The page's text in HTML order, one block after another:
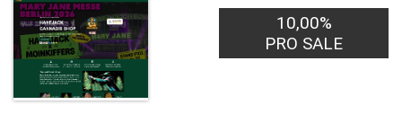
10,00%
PRO SALE